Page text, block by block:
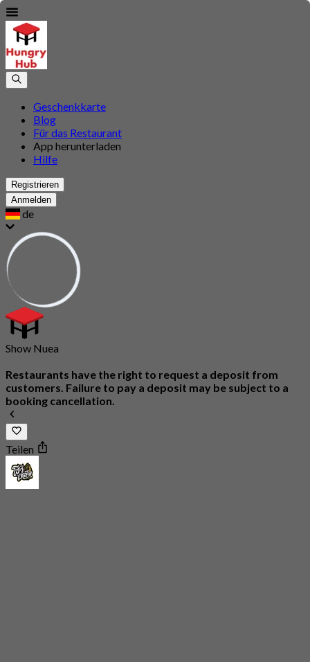
Geschenkkarte
Blog
Für das Restaurant
App herunterladen
Hilfe
Registrieren
Anmelden
de
Show Nuea
Restaurants have the right to request a deposit from
customers. Failure to pay a deposit may be subject to a
booking cancellation.
Teilen